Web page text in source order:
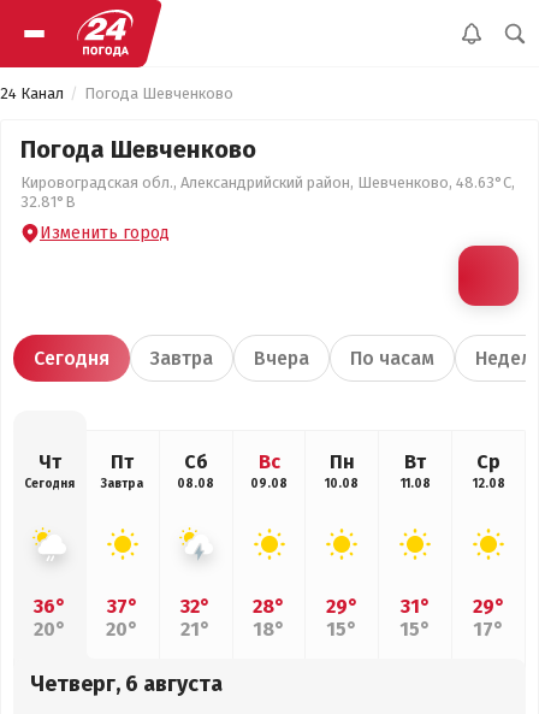
24 Канал Погода Шевченково
Погода Шевченково
Кировоградская обл., Александрийский район, Шевченково, 48.63°С,
32.81°В
Изменить город
Сегодня Завтра Вчера По часам
Чт
Сегодня
36°
20°
Пт
Завтра
37°
20°
Сб
08.08
32°
21°
Вс
09.08
28°
18°
Пн
10.08
29°
15°
Вт
11.08
31°
15°
Ср
12.08
29°
17°
Четверг, 6 августа